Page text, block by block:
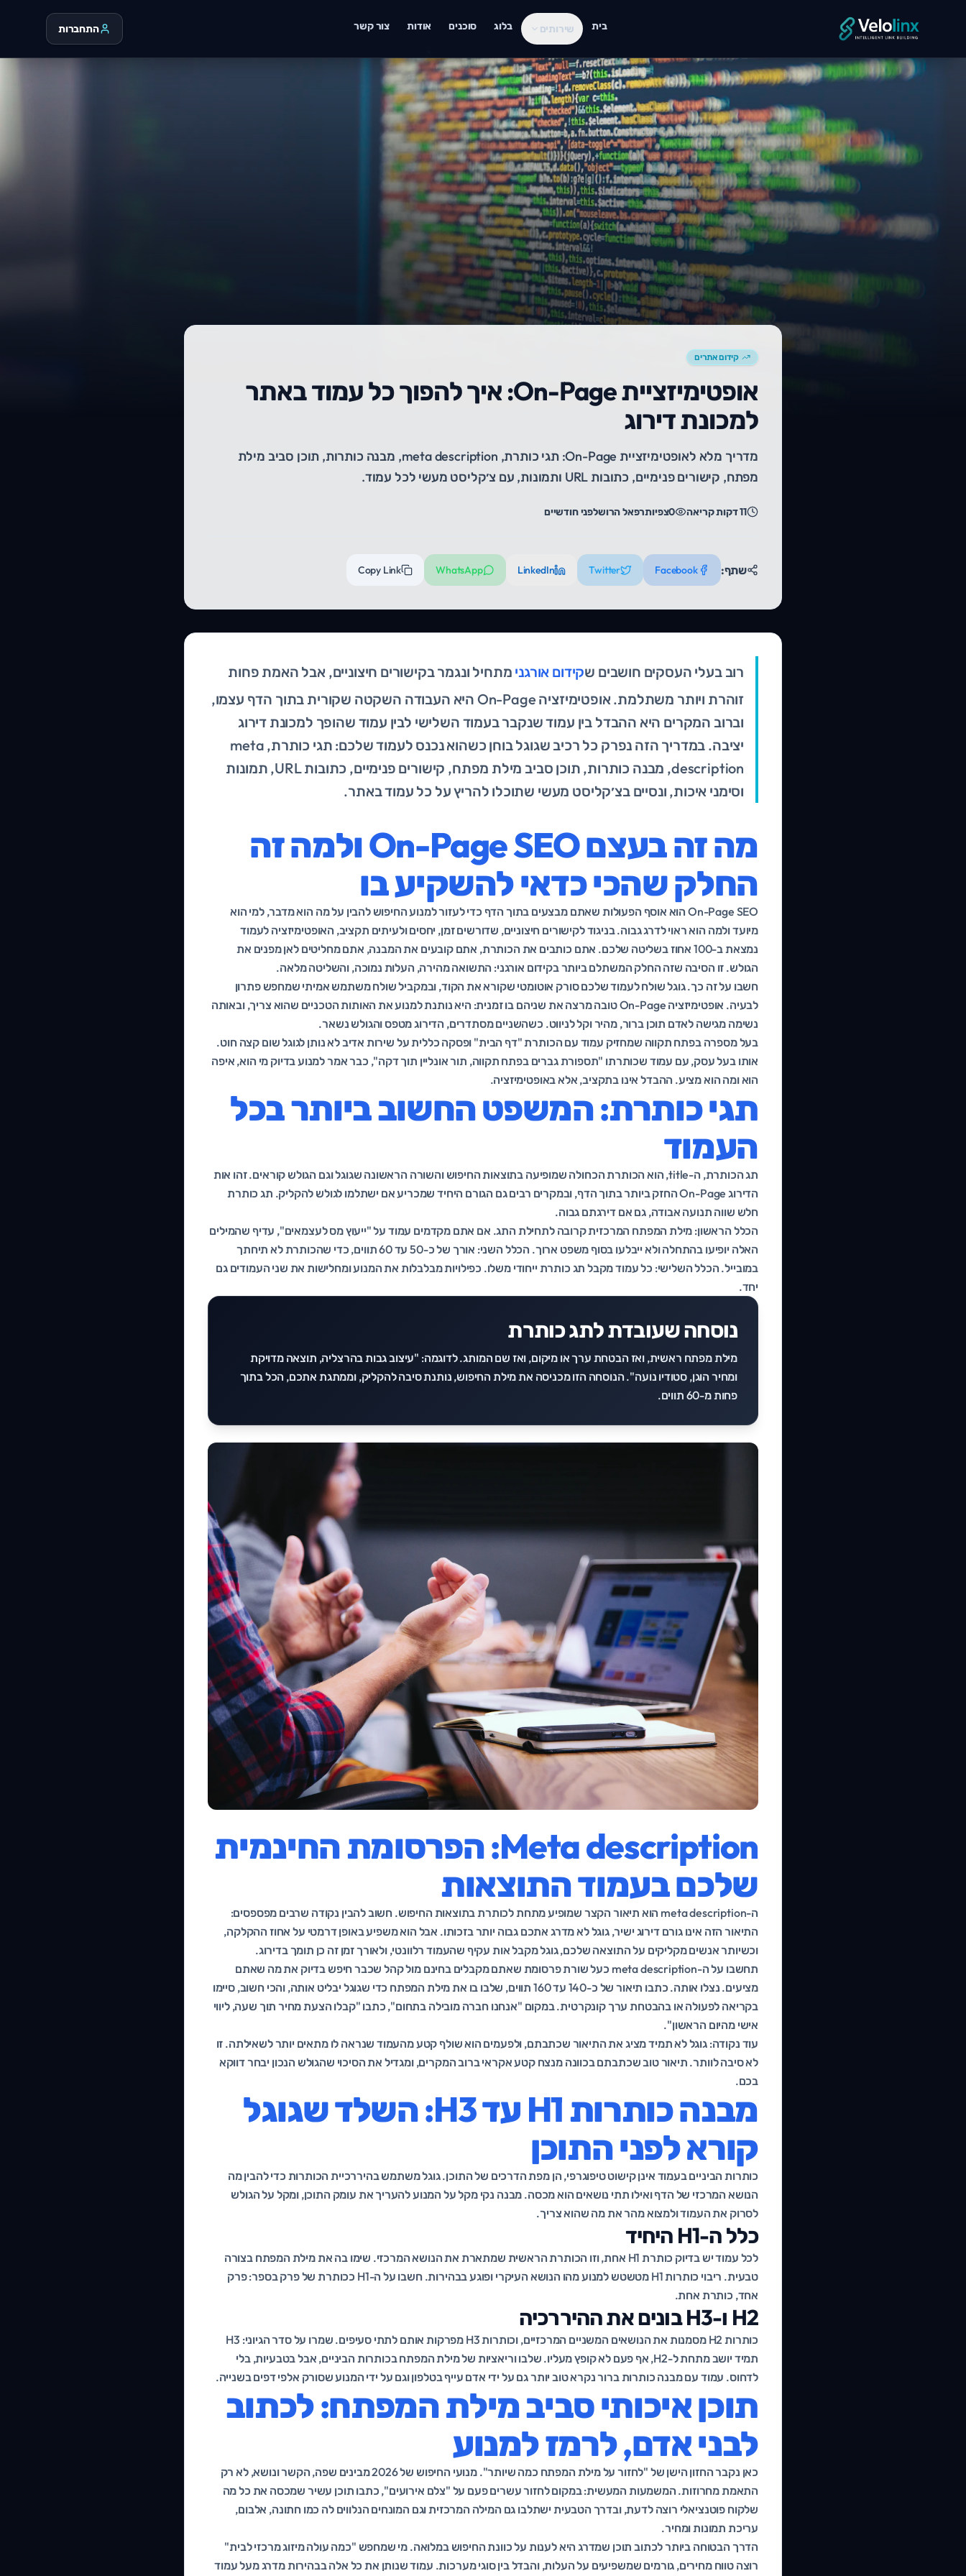
בית שירותים בלוג סוכנים אודות צור קשר התחברות
קידום אתרים
אופטימיזציית On-Page: איך להפוך כל עמוד באתר
למכונת דירוג
מדריך מלא לאופטימיזציית On-Page: תגי כותרת, meta description, מבנה כותרות, תוכן סביב מילת
מפתח, קישורים פנימיים, כתובות URL ותמונות, עם צ׳קליסט מעשי לכל עמוד.
11דקות קריאה 0צפיותרפאל הרושלפני חודשיים
שתף: Facebook
Twitter
LinkedIn
WhatsApp
Copy Link
רוב בעלי העסקים חושבים שקידום אורגני מתחיל ונגמר בקישורים חיצוניים, אבל האמת פחות
זוהרת ויותר משתלמת. אופטימיזציה On-Page היא העבודה השקטה שקורית בתוך הדף עצמו,
וברוב המקרים היא ההבדל בין עמוד שנקבר בעמוד השלישי לבין עמוד שהופך למכונת דירוג
יציבה. במדריך הזה נפרק כל רכיב שגוגל בוחן כשהוא נכנס לעמוד שלכם: תגי כותרת, meta
description, מבנה כותרות, תוכן סביב מילת מפתח, קישורים פנימיים, כתובות URL, תמונות
וסימני איכות, ונסיים בצ׳קליסט מעשי שתוכלו להריץ על כל עמוד באתר.
מה זה בעצם On-Page SEO ולמה זה
החלק שהכי כדאי להשקיע בו
On-Page SEO הוא אוסף הפעולות שאתם מבצעים בתוך הדף כדי לעזור למנוע החיפוש להבין על מה הוא מדבר, למי הוא
מיועד ולמה הוא ראוי לדרג גבוה. בניגוד לקישורים חיצוניים, שדורשים זמן, יחסים ולעיתים תקציב, האופטימיזציה לעמוד
נמצאת ב-100 אחוז בשליטה שלכם. אתם כותבים את הכותרת, אתם קובעים את המבנה, אתם מחליטים לאן מפנים את
הגולש. זו הסיבה שזה החלק המשתלם ביותר בקידום אורגני: התשואה מהירה, העלות נמוכה, והשליטה מלאה.
חשבו על זה כך. גוגל שולח לעמוד שלכם סורק אוטומטי שקורא את הקוד, ובמקביל שולח משתמש אמיתי שמחפש פתרון
לבעיה. אופטימיזציה On-Page טובה מרצה את שניהם בו זמנית: היא נותנת למנוע את האותות הטכניים שהוא צריך, ובאותה
נשימה מגישה לאדם תוכן ברור, מהיר וקל לניווט. כשהשניים מסתדרים, הדירוג מטפס והגולש נשאר.
בעל מספרה בפתח תקווה שמחזיק עמוד עם הכותרת "דף הבית" ופסקה כללית על שירות אדיב לא נותן לגוגל שום קצה חוט.
אותו בעל עסק, עם עמוד שכותרתו "תספורת גברים בפתח תקווה, תור אונליין תוך דקה", כבר אמר למנוע בדיוק מי הוא, איפה
הוא ומה הוא מציע. ההבדל אינו בתקציב, אלא באופטימיזציה.
תגי כותרת: המשפט החשוב ביותר בכל
העמוד
תג הכותרת, ה-title, הוא הכותרת הכחולה שמופיעה בתוצאות החיפוש והשורה הראשונה שגוגל וגם הגולש קוראים. זהו אות
הדירוג On-Page החזק ביותר בתוך הדף, ובמקרים רבים גם הגורם היחיד שמכריע אם ישתלמו לגולש להקליק. תג כותרת
חלש שווה תנועה אבודה, גם אם דירגתם גבוה.
הכלל הראשון: מילת המפתח המרכזית קרובה לתחילת התג. אם אתם מקדמים עמוד על "ייעוץ מס לעצמאים", עדיף שהמילים
האלה יופיעו בהתחלה ולא ייבלעו בסוף משפט ארוך. הכלל השני: אורך של כ-50 עד 60 תווים, כדי שהכותרת לא תיחתך
במובייל. הכלל השלישי: כל עמוד מקבל תג כותרת ייחודי משלו. כפילויות מבלבלות את המנוע ומחלישות את שני העמודים גם
יחד.
נוסחה שעובדת לתג כותרת
מילת מפתח ראשית, ואז הבטחת ערך או מיקום, ואז שם המותג. לדוגמה: "עיצוב גבות בהרצליה, תוצאה מדויקת
ומחיר הוגן, סטודיו נועה". הנוסחה הזו מכניסה את מילת החיפוש, נותנת סיבה להקליק, וממתגת אתכם, הכל בתוך
פחות מ-60 תווים.
Meta description: הפרסומת החינמית
שלכם בעמוד התוצאות
ה-meta description הוא תיאור הקצר שמופיע מתחת לכותרת בתוצאות החיפוש. חשוב להבין נקודה שרבים מפספסים:
התיאור הזה אינו גורם דירוג ישיר, גוגל לא מדרג אתכם גבוה יותר בזכותו. אבל הוא משפיע באופן דרמטי על אחוז ההקלקה,
וכשיותר אנשים מקליקים על התוצאה שלכם, גוגל מקבל אות עקיף שהעמוד רלוונטי, ולאורך זמן זה כן תומך בדירוג.
תחשבו על ה-meta description כעל שורת פרסומת שאתם מקבלים בחינם מול קהל שכבר חיפש בדיוק את מה שאתם
מציעים. נצלו אותה. כתבו תיאור של כ-140 עד 160 תווים, שלבו בו את מילת המפתח כדי שגוגל יבליט אותה, והכי חשוב, סיימו
בקריאה לפעולה או בהבטחת ערך קונקרטית. במקום "אנחנו חברה מובילה בתחום", כתבו "קבלו הצעת מחיר תוך שעה, ליווי
אישי מהיום הראשון".
עוד נקודה: גוגל לא תמיד מציג את התיאור שכתבתם, ולפעמים הוא שולף קטע מהעמוד שנראה לו מתאים יותר לשאילתה. זו
לא סיבה לוותר. תיאור טוב שכתבתם בכוונה מנצח קטע אקראי ברוב המקרים, ומגדיל את הסיכוי שהגולש הנכון יבחר דווקא
בכם.
מבנה כותרות H1 עד H3: השלד שגוגל
קורא לפני התוכן
כותרות הביניים בעמוד אינן קישוט טיפוגרפי, הן מפת הדרכים של התוכן. גוגל משתמש בהיררכיית הכותרות כדי להבין מה
הנושא המרכזי של הדף ואילו תתי נושאים הוא מכסה. מבנה נקי מקל על המנוע להעריך את עומק התוכן, ומקל על הגולש
לסרוק את העמוד ולמצוא מהר את מה שהוא צריך.
כלל ה-H1 היחיד
לכל עמוד יש בדיוק כותרת H1 אחת, וזו הכותרת הראשית שמתארת את הנושא המרכזי. שימו בה את מילת המפתח בצורה
טבעית. ריבוי כותרות H1 מטשטש למנוע מהו הנושא העיקרי ופוגע בבהירות. חשבו על ה-H1 ככותרת של פרק בספר: פרק
אחד, כותרת אחת.
H2 ו-H3 בונים את ההיררכיה
כותרות H2 מסמנות את הנושאים המשניים המרכזיים, וכותרות H3 מפרקות אותם לתתי סעיפים. שמרו על סדר הגיוני: H3
תמיד יושב מתחת ל-H2, אף פעם לא קופץ מעליו. שלבו וריאציות של מילת המפתח בכותרות הביניים, אבל בטבעיות, בלי
לדחוס. עמוד עם מבנה כותרות ברור נקרא טוב יותר גם על ידי אדם עייף בטלפון וגם על ידי המנוע שסורק אלפי דפים בשנייה.
תוכן איכותי סביב מילת המפתח: לכתוב
לבני אדם, לרמז למנוע
כאן נקבר החזון הישן של "לחזור על מילת המפתח כמה שיותר". מנועי החיפוש של 2026 מבינים שפה, הקשר ונושא, לא רק
התאמת מחרוזות. המשמעות המעשית: במקום לחזור עשרים פעם על "צלם אירועים", כתבו תוכן עשיר שמכסה את כל מה
שלקוח פוטנציאלי רוצה לדעת, ובדרך הטבעית ישתלבו גם המילה המרכזית וגם המונחים הנלווים לה כמו חתונה, אלבום,
עריכת תמונות ומחיר.
הדרך הבטוחה ביותר לכתוב תוכן שמדרג היא לענות על כוונת החיפוש במלואה. מי שמחפש "כמה עולה מיזוג מרכזי לבית"
רוצה טווח מחירים, גורמים שמשפיעים על העלות, והבדל בין סוגי מערכות. עמוד שנותן את כל אלה בבהירות מדרג מעל עמוד